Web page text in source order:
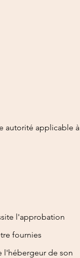
autorité applicable à
l'approbation
fournies
l'hébergeur de son